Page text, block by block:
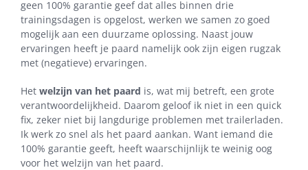
geen 100% garantie geef dat alles binnen drie
trainingsdagen is opgelost, werken we samen zo goed
mogelijk aan een duurzame oplossing. Naast jouw
ervaringen heeft je paard namelijk ook zijn eigen rugzak
met (negatieve) ervaringen.
Het welzijn van het paard is, wat mij betreft, een grote
verantwoordelijkheid. Daarom geloof ik niet in een quick
fix, zeker niet bij langdurige problemen met trailerladen.
Ik werk zo snel als het paard aankan. Want iemand die
100% garantie geeft, heeft waarschijnlijk te weinig oog
voor het welzijn van het paard.